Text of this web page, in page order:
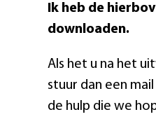
Ik heb de
downloaden.
Als het u na het
stuur dan een
de hulp die we